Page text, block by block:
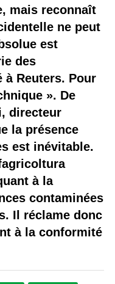
mais reconnaît
ne peut
est
des
à Reuters. Pour
». De
directeur
la présence
est inévitable.
à la
contaminées
Il réclame donc
à la conformité